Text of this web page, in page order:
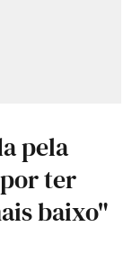
pela
ter
baixo"